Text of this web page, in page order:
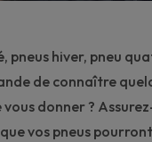
, pneus hiver, pneu
de connaître
donner ?
vos pneus